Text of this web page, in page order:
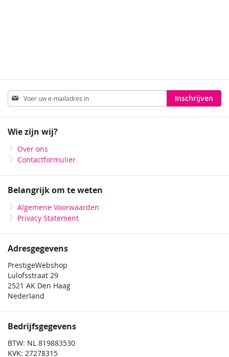
Abonneer
u
op
nieuwsbrief
Inschrijven
Wie zijn wij?
Over ons
Contactformulier
Belangrijk om te weten
Algemene Voorwaarden
Privacy Statement
Adresgegevens
PrestigeWebshop
Lulofsstraat 29
2521 AK Den Haag
Nederland
Bedrijfsgegevens
BTW: NL 819883530
KVK: 27278315